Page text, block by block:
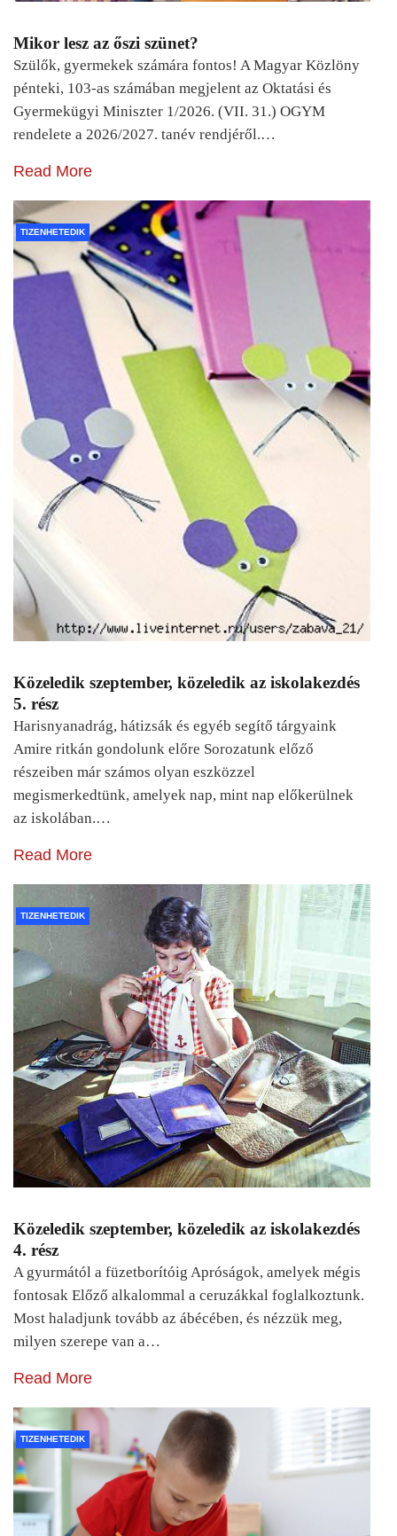
Mikor lesz az őszi szünet?
Szülők, gyermekek számára fontos! A Magyar Közlöny
pénteki, 103-as számában megjelent az Oktatási és
Gyermekügyi Miniszter 1/2026. (VII. 31.) OGYM
rendelete a 2026/2027. tanév rendjéről.…
Read More
TIZENHETEDIK
Közeledik szeptember, közeledik az iskolakezdés
5. rész
Harisnyanadrág, hátizsák és egyéb segítő tárgyaink
Amire ritkán gondolunk előre Sorozatunk előző
részeiben már számos olyan eszközzel
megismerkedtünk, amelyek nap, mint nap előkerülnek
az iskolában.…
Read More
TIZENHETEDIK
Közeledik szeptember, közeledik az iskolakezdés
4. rész
A gyurmától a füzetborítóig Apróságok, amelyek mégis
fontosak Előző alkalommal a ceruzákkal foglalkoztunk.
Most haladjunk tovább az ábécében, és nézzük meg,
milyen szerepe van a…
Read More
TIZENHETEDIK